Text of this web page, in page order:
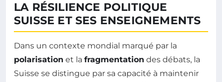
LA RÉSILIENCE POLITIQUE
SUISSE ET SES ENSEIGNEMENTS
Dans un contexte mondial marqué par la
polarisation et la fragmentation des débats, la
Suisse se distingue par sa capacité à maintenir